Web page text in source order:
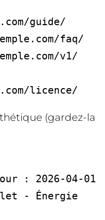
guide/
faq/
v1/
licence/
(gardez-la
: 2026-04-01
- Énergie